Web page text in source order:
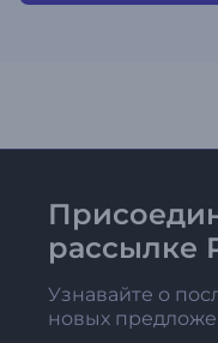
рассылке
Узнавайте о
новых